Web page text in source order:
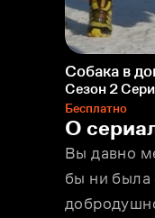
Собака в
Сезон 2
Бесплатно
О
Вы давно
бы ни была